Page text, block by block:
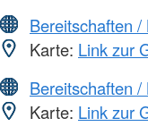
Bereitschaften
Karte: Link zur
Bereitschaften
Karte: Link zur